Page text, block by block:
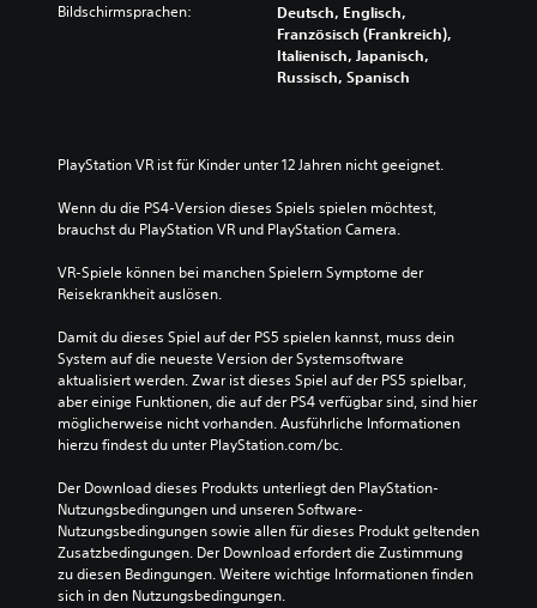
Bildschirmsprachen:
Deutsch, Englisch,
Französisch (Frankreich),
Italienisch, Japanisch,
Russisch, Spanisch
PlayStation VR ist für Kinder unter 12 Jahren nicht geeignet.
Wenn du die PS4-Version dieses Spiels spielen möchtest,
brauchst du PlayStation VR und PlayStation Camera.
VR-Spiele können bei manchen Spielern Symptome der
Reisekrankheit auslösen.
Damit du dieses Spiel auf der PS5 spielen kannst, muss dein
System auf die neueste Version der Systemsoftware
aktualisiert werden. Zwar ist dieses Spiel auf der PS5 spielbar,
aber einige Funktionen, die auf der PS4 verfügbar sind, sind hier
möglicherweise nicht vorhanden. Ausführliche Informationen
hierzu findest du unter PlayStation.com/bc.
Der Download dieses Produkts unterliegt den PlayStation-
Nutzungsbedingungen und unseren Software-
Nutzungsbedingungen sowie allen für dieses Produkt geltenden
Zusatzbedingungen. Der Download erfordert die Zustimmung
zu diesen Bedingungen. Weitere wichtige Informationen finden
sich in den Nutzungsbedingungen.